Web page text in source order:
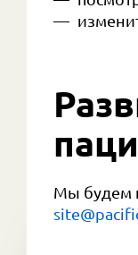
Мы будем